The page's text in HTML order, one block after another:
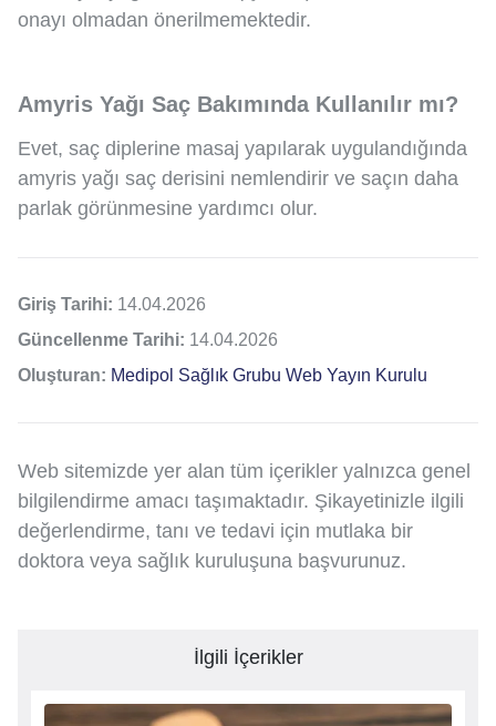
onayı olmadan önerilmemektedir.
Amyris Yağı Saç Bakımında Kullanılır mı?
Evet, saç diplerine masaj yapılarak uygulandığında
amyris yağı saç derisini nemlendirir ve saçın daha
parlak görünmesine yardımcı olur.
Giriş Tarihi: 14.04.2026
Güncellenme Tarihi: 14.04.2026
Oluşturan: Medipol Sağlık Grubu Web Yayın Kurulu
Web sitemizde yer alan tüm içerikler yalnızca genel
bilgilendirme amacı taşımaktadır. Şikayetinizle ilgili
değerlendirme, tanı ve tedavi için mutlaka bir
doktora veya sağlık kuruluşuna başvurunuz.
İlgili İçerikler